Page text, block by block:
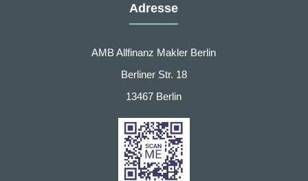
Adresse
AMB Allfinanz Makler Berlin
Berliner Str. 18
13467 Berlin